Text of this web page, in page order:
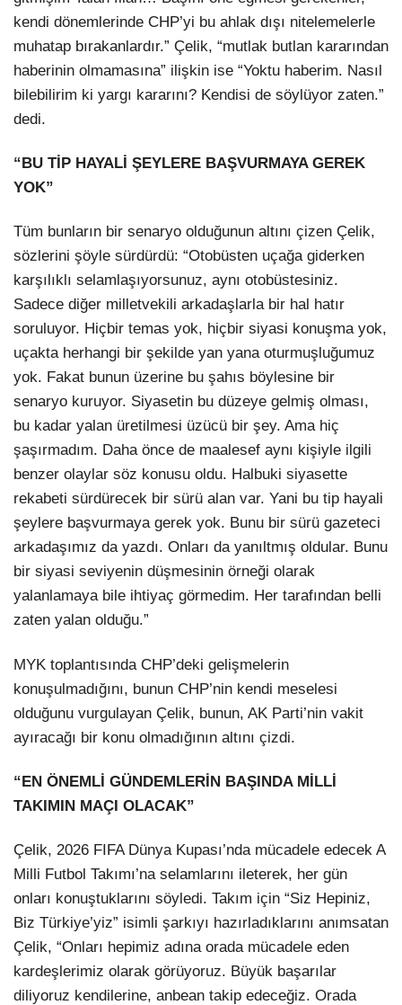
kendi dönemlerinde CHP’yi bu ahlak dışı nitelemelerle
muhatap bırakanlardır.” Çelik, “mutlak butlan kararından
haberinin olmamasına” ilişkin ise “Yoktu haberim. Nasıl
bilebilirim ki yargı kararını? Kendisi de söylüyor zaten.”
dedi.
“BU TİP HAYALİ ŞEYLERE BAŞVURMAYA GEREK
YOK”
Tüm bunların bir senaryo olduğunun altını çizen Çelik,
sözlerini şöyle sürdürdü: “Otobüsten uçağa giderken
karşılıklı selamlaşıyorsunuz, aynı otobüstesiniz.
Sadece diğer milletvekili arkadaşlarla bir hal hatır
soruluyor. Hiçbir temas yok, hiçbir siyasi konuşma yok,
uçakta herhangi bir şekilde yan yana oturmuşluğumuz
yok. Fakat bunun üzerine bu şahıs böylesine bir
senaryo kuruyor. Siyasetin bu düzeye gelmiş olması,
bu kadar yalan üretilmesi üzücü bir şey. Ama hiç
şaşırmadım. Daha önce de maalesef aynı kişiyle ilgili
benzer olaylar söz konusu oldu. Halbuki siyasette
rekabeti sürdürecek bir sürü alan var. Yani bu tip hayali
şeylere başvurmaya gerek yok. Bunu bir sürü gazeteci
arkadaşımız da yazdı. Onları da yanıltmış oldular. Bunu
bir siyasi seviyenin düşmesinin örneği olarak
yalanlamaya bile ihtiyaç görmedim. Her tarafından belli
zaten yalan olduğu.”
MYK toplantısında CHP’deki gelişmelerin
konuşulmadığını, bunun CHP’nin kendi meselesi
olduğunu vurgulayan Çelik, bunun, AK Parti’nin vakit
ayıracağı bir konu olmadığının altını çizdi.
“EN ÖNEMLİ GÜNDEMLERİN BAŞINDA MİLLİ
TAKIMIN MAÇI OLACAK”
Çelik, 2026 FIFA Dünya Kupası’nda mücadele edecek A
Milli Futbol Takımı’na selamlarını ileterek, her gün
onları konuştuklarını söyledi. Takım için “Siz Hepiniz,
Biz Türkiye’yiz” isimli şarkıyı hazırladıklarını anımsatan
Çelik, “Onları hepimiz adına orada mücadele eden
kardeşlerimiz olarak görüyoruz. Büyük başarılar
diliyoruz kendilerine, anbean takip edeceğiz. Orada